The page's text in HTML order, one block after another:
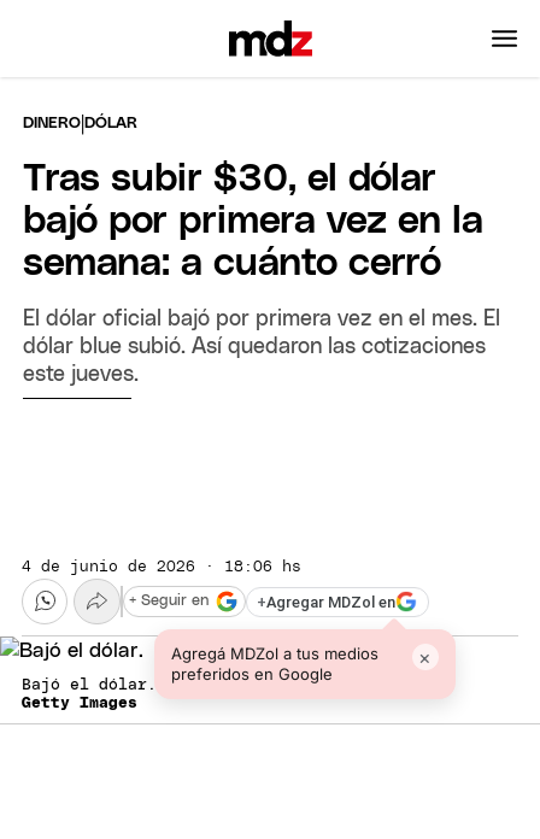
DINERO |DÓLAR
Tras subir $30, el dólar
bajó por primera vez en la
semana: a cuánto cerró
El dólar oficial bajó por primera vez en el mes. El
dólar blue subió. Así quedaron las cotizaciones
este jueves.
4 de junio de 2026 · 18:06 hs
+Agregar MDZol en
Agregá MDZol a tus medios
preferidos en Google
×
+ Seguir en
Bajó el dólar.
Getty Images